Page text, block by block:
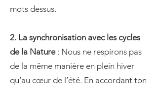
mots dessus.​​
​2. La synchronisation avec les cycles
de la Nature : Nous ne respirons pas
de la même manière en plein hiver
qu’au cœur de l’été. En accordant ton